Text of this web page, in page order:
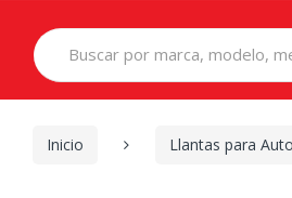
Search
for:
Inicio Llantas para Auto